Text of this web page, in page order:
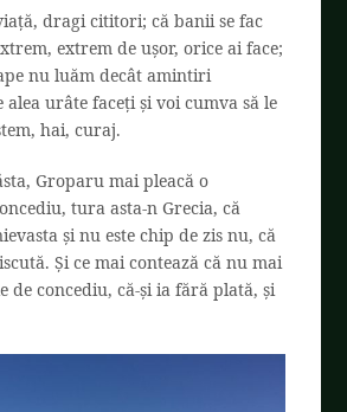
dragi cititori; că banii se fac
extrem de ușor, orice ai face;
nu luăm decât amintiri
alea urâte faceți și voi cumva să le
hai, curaj.
Groparu mai pleacă o
tura asta-n Grecia, că
și nu este chip de zis nu, că
Și ce mai contează că nu mai
de concediu, că-și ia fără plată, și